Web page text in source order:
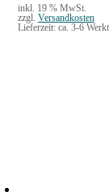
inkl. 19 % MwSt.
zzgl. Versandkosten
Lieferzeit: ca. 3-6